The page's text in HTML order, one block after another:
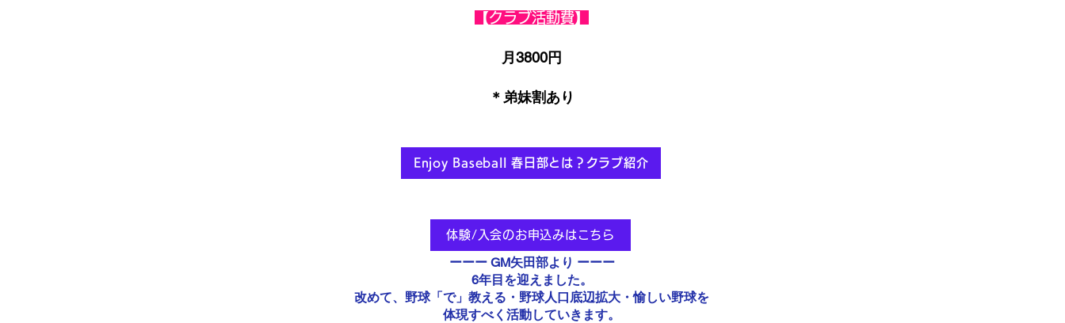
【クラブ活動費】
月3800円
＊弟妹割あり
ーーー GM矢田部より ーーー
6年目を迎えました。
改めて、野球「で」教える・野球人口底辺拡大・愉しい野球を
​体現すべく活動していきます。
体験/入会のお申込みはこちら
Enjoy Baseball 春日部とは？クラブ紹介